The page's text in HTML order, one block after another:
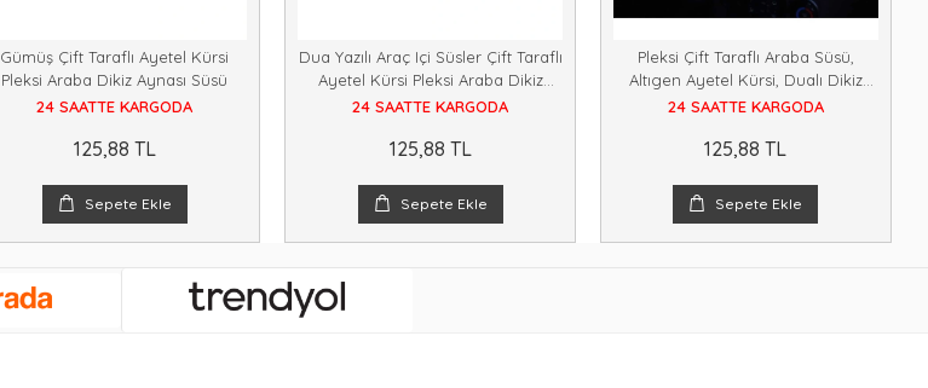
Gümüş Çift Taraflı Ayetel Kürsi
Pleksi Araba Dikiz Aynası Süsü
24 SAATTE KARGODA
125,88 TL
Sepete Ekle
Dua Yazılı Araç Içi Süsler Çift Taraflı
Ayetel Kürsi Pleksi Araba Dikiz
Aynası Süsü
24 SAATTE KARGODA
125,88 TL
Sepete Ekle
Pleksi Çift Taraflı Araba Süsü,
Altıgen Ayetel Kürsi, Dualı Dikiz
Aynası Süsü, Pleksi Süs
24 SAATTE KARGODA
125,88 TL
Sepete Ekle